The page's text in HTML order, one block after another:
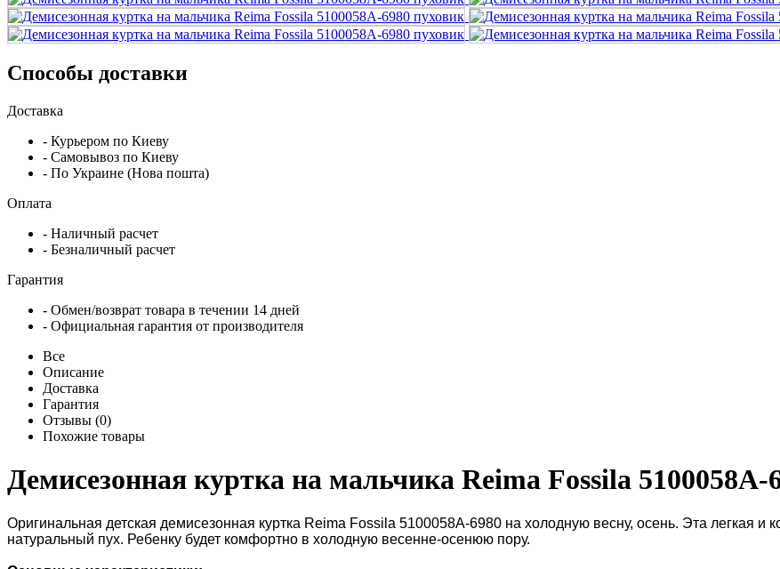
Способы доставки
Доставка
- Курьером по Киеву
- Самовывоз по Киеву
- По Украине (Нова пошта)
Оплата
- Наличный расчет
- Безналичный расчет
Гарантия
- Обмен/возврат товара в течении 14 дней
- Официальная гарантия от производителя
Все
Описание
Доставка
Гарантия
Отзывы (0)
Похожие товары
Демисезонная куртка на мальчика Reima Fossila 5100058A-
Оригинальная детская демисезонная куртка Reima Fossila 5100058A-6980 на холодную весну, осень. Эта легкая и
натуральный пух. Ребенку будет комфортно в холодную весенне-осенюю пору.